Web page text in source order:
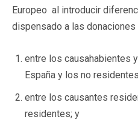
Europeo al introducir
dispensado a las
entre los causahabientes
España y los no residentes
entre los causantes
residentes; y